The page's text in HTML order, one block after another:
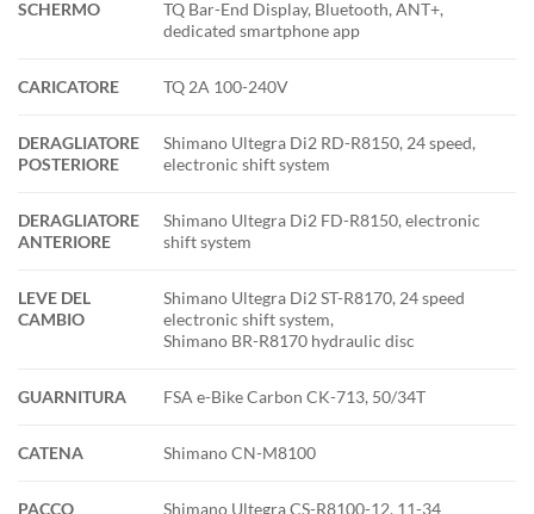
SCHERMO
TQ Bar-End Display, Bluetooth, ANT+,
dedicated smartphone app
CARICATORE TQ 2A 100-240V
DERAGLIATORE
POSTERIORE
Shimano Ultegra Di2 RD-R8150, 24 speed,
electronic shift system
DERAGLIATORE
ANTERIORE
Shimano Ultegra Di2 FD-R8150, electronic
shift system
LEVE DEL
CAMBIO
Shimano Ultegra Di2 ST-R8170, 24 speed
electronic shift system,
Shimano BR-R8170 hydraulic disc
GUARNITURA FSA e-Bike Carbon CK-713, 50/34T
CATENA Shimano CN-M8100
PACCO
Shimano Ultegra CS-R8100-12, 11-34